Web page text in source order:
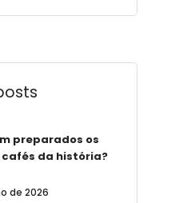
preparados os
da história?
de 2026